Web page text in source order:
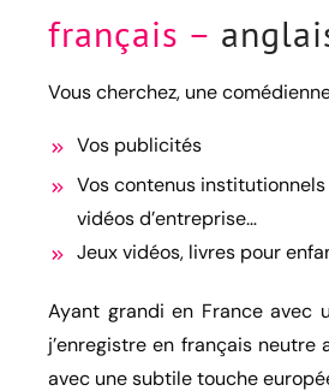
français –
Vous cherchez, une
Vos publicités
Vos contenus
vidéos d’entreprise…
Jeux vidéos, livres pour
Ayant grandi en France avec
j’enregistre en français neutre
avec une subtile touche